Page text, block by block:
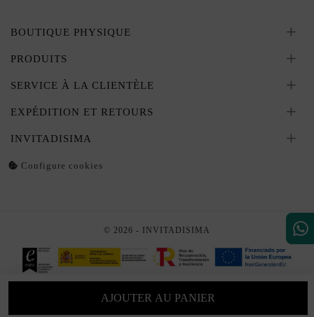
AJOUTER AU PANIER
BOUTIQUE PHYSIQUE
PRODUITS
SERVICE À LA CLIENTÈLE
EXPÉDITION ET RETOURS
INVITADISIMA
Configure cookies
© 2026 - INVITADISIMA